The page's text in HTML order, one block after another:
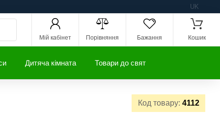
UK
Мій кабінет Порівняння Бажання Кошик
Дитяча кімната Товари до свят
Код товару: 4112